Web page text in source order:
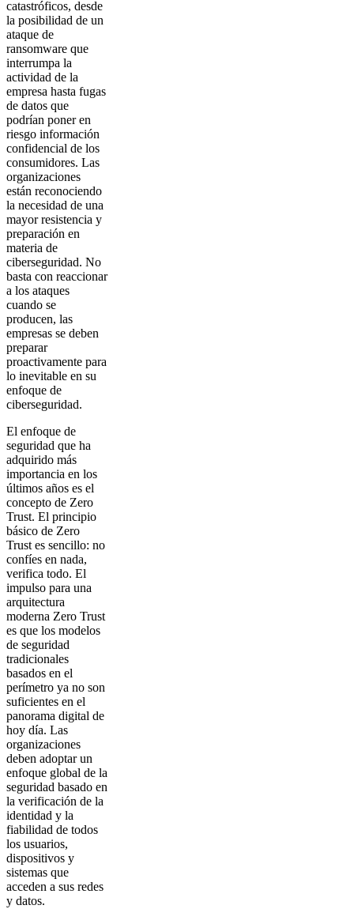
catastróficos, desde
la posibilidad de un
ataque de
ransomware que
interrumpa la
actividad de la
empresa hasta fugas
de datos que
podrían poner en
riesgo información
confidencial de los
consumidores. Las
organizaciones
están reconociendo
la necesidad de una
mayor resistencia y
preparación en
materia de
ciberseguridad. No
basta con reaccionar
a los ataques
cuando se
producen, las
empresas se deben
preparar
proactivamente para
lo inevitable en su
enfoque de
ciberseguridad.
El enfoque de
seguridad que ha
adquirido más
importancia en los
últimos años es el
concepto de Zero
Trust. El principio
básico de Zero
Trust es sencillo: no
confíes en nada,
verifica todo. El
impulso para una
arquitectura
moderna Zero Trust
es que los modelos
de seguridad
tradicionales
basados en el
perímetro ya no son
suficientes en el
panorama digital de
hoy día. Las
organizaciones
deben adoptar un
enfoque global de la
seguridad basado en
la verificación de la
identidad y la
fiabilidad de todos
los usuarios,
dispositivos y
sistemas que
acceden a sus redes
y datos.